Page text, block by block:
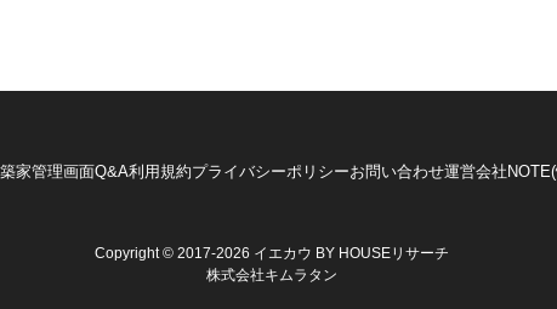
家管理画面Q&A利用規約プライバシーポリシーお問い合わせ運営会社
Copyright © 2017-2026 イエカウ BY HOUSEリサーチ
株式会社キムラタン